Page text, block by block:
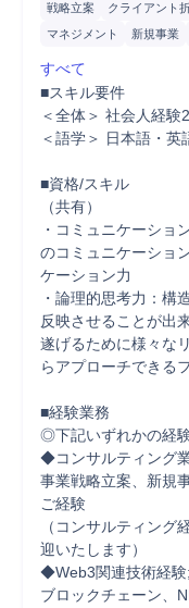
戦略立案 クライアント
マネジメント
新規事業
すべて
■スキル要件
＜全体＞ 社会人経験
＜語学＞ 日本語・英
■資格/スキル
（共有）
・コミュニケーショ
のコミュニケーショ
ケーション力
・論理的思考力：構
反映させることが出
遂げるために様々な
らアプローチできる
■経験業務
◎下記いずれかの経
◆コンサルティング
事業戦略立案、新規
ご経験
（コンサルティング
迎いたします）
◆Web3関連技術経験;
ブロックチェーン、